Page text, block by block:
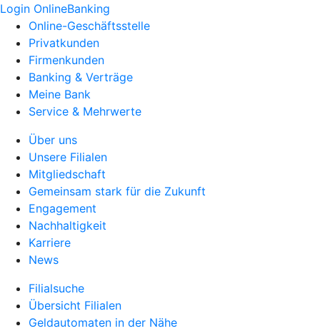
Login OnlineBanking
Online-Geschäftsstelle
Privatkunden
Firmenkunden
Banking & Verträge
Meine Bank
Service & Mehrwerte
Über uns
Unsere Filialen
Mitgliedschaft
Gemeinsam stark für die Zukunft
Engagement
Nachhaltigkeit
Karriere
News
Filialsuche
Übersicht Filialen
Geldautomaten in der Nähe